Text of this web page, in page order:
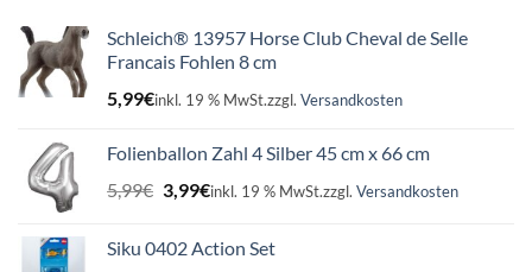
Schleich® 13957 Horse Club Cheval de Selle
Francais Fohlen 8 cm
5,99€inkl. 19 % MwSt.zzgl. Versandkosten
Folienballon Zahl 4 Silber 45 cm x 66 cm
5,99€ Ursprünglicher
Preis
5,99€
3,99€Aktueller
3,99€.
inkl. 19 % MwSt.zzgl. Versandkosten
Siku 0402 Action Set